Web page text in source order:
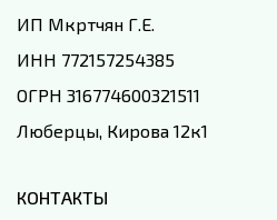
ИП Мкртчян Г.Е.
ИНН 772157254385
ОГРН 316774600321511
Люберцы, Кирова 12к1
КОНТАКТЫ